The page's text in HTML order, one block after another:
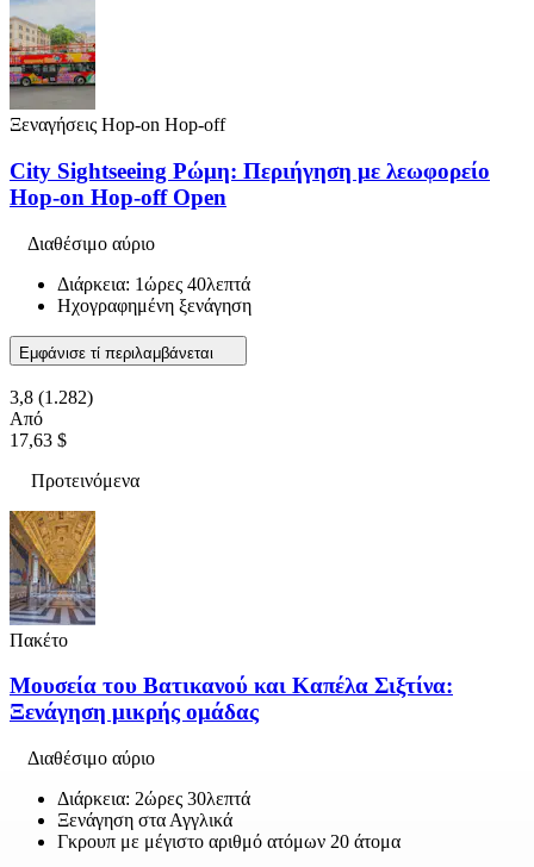
Ξεναγήσεις Hop-on Hop-off
City Sightseeing Ρώμη: Περιήγηση με λεωφορείο
Hop-on Hop-off Open
Διαθέσιμο αύριο
Διάρκεια: 1ώρες 40λεπτά
Ηχογραφημένη ξενάγηση
Εμφάνισε τί περιλαμβάνεται
3,8 (1.282)
Από
17,63 $
Προτεινόμενα
Πακέτο
Μουσεία του Βατικανού και Καπέλα Σιξτίνα:
Ξενάγηση μικρής ομάδας
Διαθέσιμο αύριο
Διάρκεια: 2ώρες 30λεπτά
Ξενάγηση στα Αγγλικά
Γκρουπ με μέγιστο αριθμό ατόμων 20 άτομα